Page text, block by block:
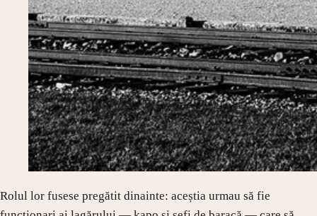
Rolul lor fusese pregătit dinainte: aceștia urmau să fie